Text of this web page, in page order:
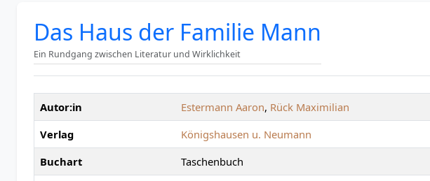
Das Haus der Familie Mann
Ein Rundgang zwischen Literatur und Wirklichkeit
Autor:in Estermann Aaron, Rück Maximilian
Verlag
Königshausen u. Neumann
Buchart
Taschenbuch